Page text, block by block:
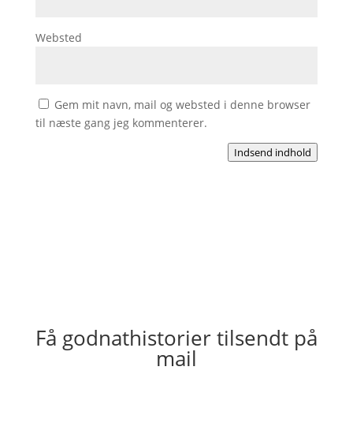
Websted
Gem mit navn, mail og websted i denne browser
til næste gang jeg kommenterer.
Indsend indhold
Få godnathistorier tilsendt på
mail